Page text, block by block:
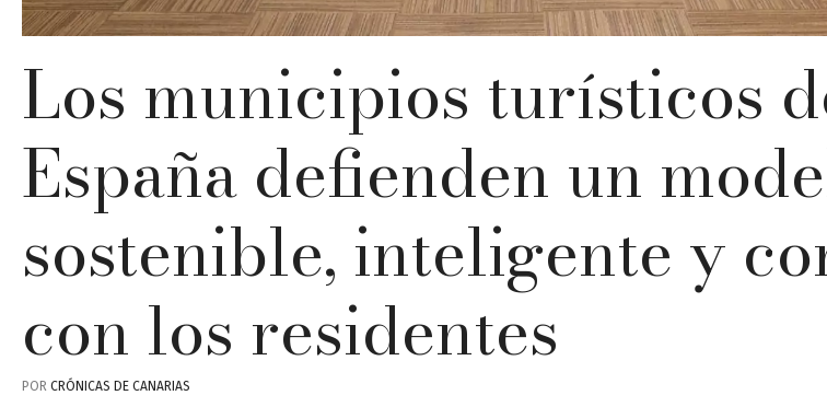
Los municipios turísticos
España defienden un
sostenible, inteligente y
con los residentes
POR CRÓNICAS DE CANARIAS